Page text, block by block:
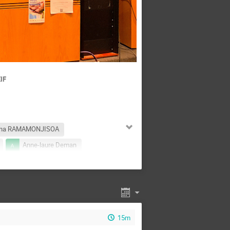
RAMAMONJISOA
Anne-laure Deman
15m